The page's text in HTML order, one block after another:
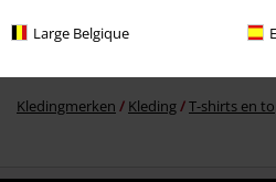
Large Belgique
Kledingmerken Kleding T-shirts en